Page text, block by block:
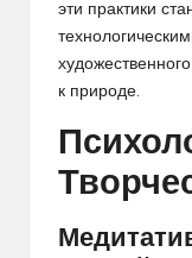
эти практики
к природе.